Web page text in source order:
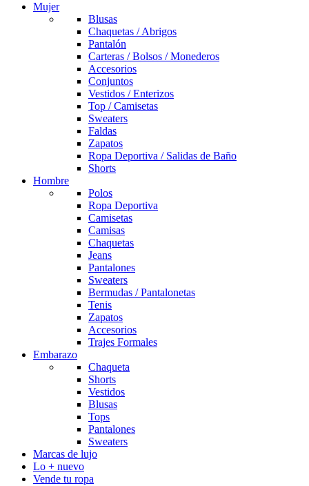
Mujer
Blusas
Chaquetas / Abrigos
Pantalón
Carteras / Bolsos / Monederos
Accesorios
Conjuntos
Vestidos / Enterizos
Top / Camisetas
Sweaters
Faldas
Zapatos
Ropa Deportiva / Salidas de Baño
Shorts
Hombre
Polos
Ropa Deportiva
Camisetas
Camisas
Chaquetas
Jeans
Pantalones
Sweaters
Bermudas / Pantalonetas
Tenis
Zapatos
Accesorios
Trajes Formales
Embarazo
Chaqueta
Shorts
Vestidos
Blusas
Tops
Pantalones
Sweaters
Marcas de lujo
Lo + nuevo
Vende tu ropa